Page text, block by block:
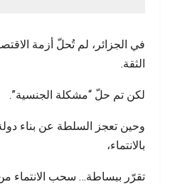
في الجزائر، لم تُحلّ أزمة
الثقة.
لكن تم حلّ “مشكلة الجنسية”.
وحين تعجز السلطة عن بناء
بالانتماء،
تقرّر ببساطة… سحب الانتماء